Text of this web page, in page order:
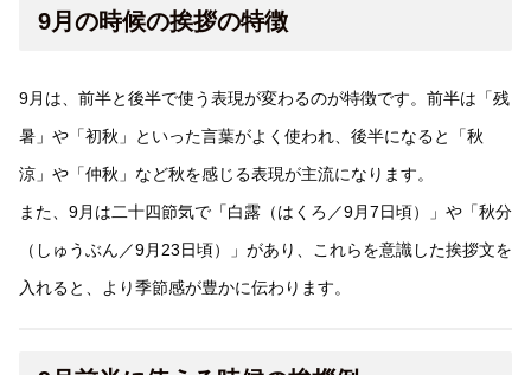
9月の時候の挨拶の特徴
9月は、前半と後半で使う表現が変わるのが特徴です。前半は「残
暑」や「初秋」といった言葉がよく使われ、後半になると「秋
涼」や「仲秋」など秋を感じる表現が主流になります。
また、9月は二十四節気で「白露（はくろ／9月7日頃）」や「秋分
（しゅうぶん／9月23日頃）」があり、これらを意識した挨拶文を
入れると、より季節感が豊かに伝わります。